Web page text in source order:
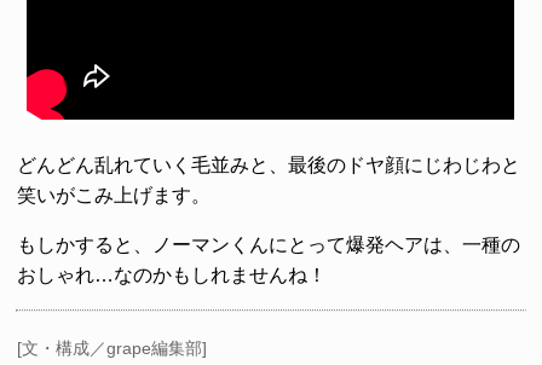
どんどん乱れていく毛並みと、最後のドヤ顔にじわじわと
笑いがこみ上げます。
もしかすると、ノーマンくんにとって爆発ヘアは、一種の
おしゃれ…なのかもしれませんね！
[文・構成／grape編集部]